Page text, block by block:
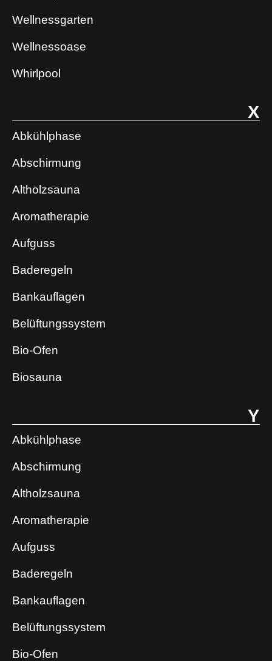
Wellnessgarten
Wellnessoase
Whirlpool
X
Abkühlphase
Abschirmung
Altholzsauna
Aromatherapie
Aufguss
Baderegeln
Bankauflagen
Belüftungssystem
Bio-Ofen
Biosauna
Y
Abkühlphase
Abschirmung
Altholzsauna
Aromatherapie
Aufguss
Baderegeln
Bankauflagen
Belüftungssystem
Bio-Ofen